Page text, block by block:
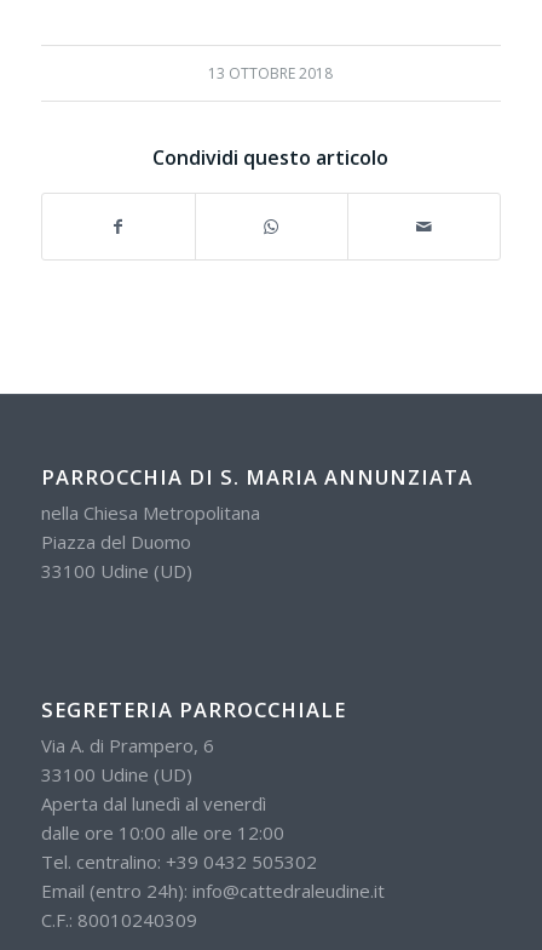
13 OTTOBRE 2018
Condividi questo articolo
PARROCCHIA DI S. MARIA ANNUNZIATA
nella Chiesa Metropolitana
Piazza del Duomo
33100 Udine (UD)
SEGRETERIA PARROCCHIALE
Via A. di Prampero, 6
33100 Udine (UD)
Aperta dal lunedì al venerdì
dalle ore 10:00 alle ore 12:00
Tel. centralino: +39 0432 505302
Email (entro 24h): info@cattedraleudine.it
C.F.: 80010240309